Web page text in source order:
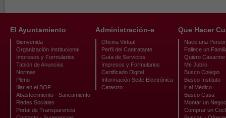
El Ayuntamiento
Bienvenida
Organización Institucional
Impresos y Formularios
Tablón de Anuncios
Normas
Pleno
Illar en el BOP
Abastecimiento - Saneamiento
Redes Sociales
Portal de Transparencia
Administración-e
Oficina Virtual
Perfil del Contratante
Guía de Servicios
Impresos y Formularios
Certificado Digital
Información Sede Electrónica
Catastro
Que Hacer
Nace una
Fallece un
Quiero Casarme
Me Jubilo
Busco Colegio
Busco Instituto
ir al Médico
Busco Casa
Montar un
Comprar un